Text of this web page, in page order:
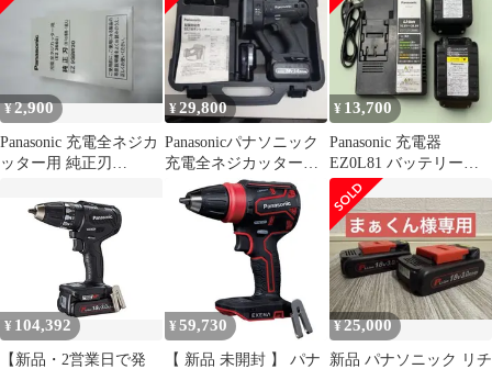
EZ9L54◇アクトツール
富山店◇レジ
¥2,900
Panasonic 充電全ネジカ
ッター用 純正刃
¥29,800
Panasonicパナソニック
充電全ネジカッター
EZ45A8
¥ 13,700
Panasonic 充電器
EZ0L81 バッテリー
EZ9L51×2個
¥ 104,392
【新品・2営業日で発
¥ 59,730
【 新品 未開封 】 パナ
¥25,000
新品 パナソニック リチ